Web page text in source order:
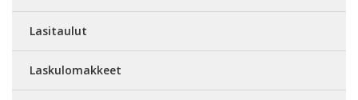
Lasitaulut
Laskulomakkeet